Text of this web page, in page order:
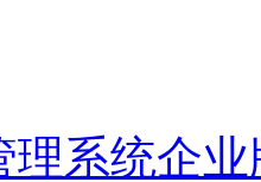
理系统企